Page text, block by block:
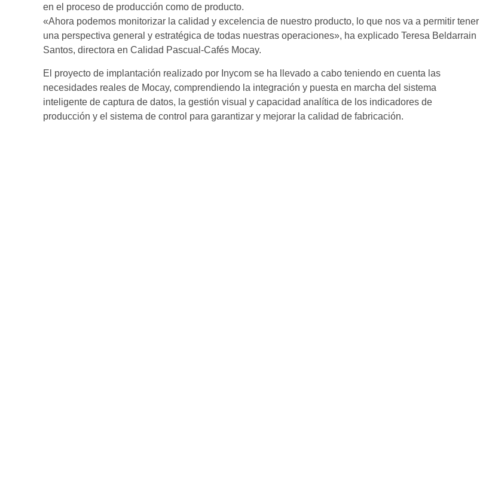
en el proceso de producción como de producto.
«Ahora podemos monitorizar la calidad y excelencia de nuestro producto, lo que nos va a permitir tener
una perspectiva general y estratégica de todas nuestras operaciones», ha explicado Teresa Beldarrain
Santos, directora en Calidad Pascual-Cafés Mocay.
El proyecto de implantación realizado por Inycom se ha llevado a cabo teniendo en cuenta las
necesidades reales de Mocay, comprendiendo la integración y puesta en marcha del sistema
inteligente de captura de datos, la gestión visual y capacidad analítica de los indicadores de
producción y el sistema de control para garantizar y mejorar la calidad de fabricación.